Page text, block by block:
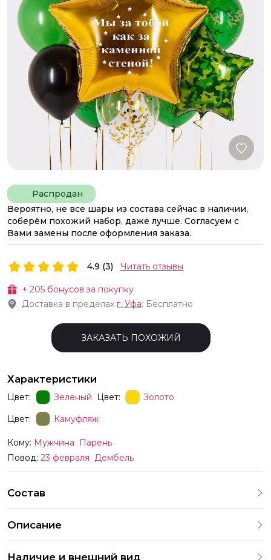
Распродан
Вероятно, не все шары из состава сейчас в наличии,
соберём похожий набор, даже лучше. Согласуем с
Вами замены после оформления заказа.
+ 205 бонусов за покупку
Доставка в пределах г. Уфа: Бесплатно
4.9 (3) Читать отзывы
ЗАКАЗАТЬ ПОХОЖИЙ
Характеристики
Цвет: Зеленый Цвет:
Золото
Цвет:
Камуфляж
Кому: Мужчина
Парень
Повод: 23 февраля Дембель
Состав
Описание
Наличие и внешний вид